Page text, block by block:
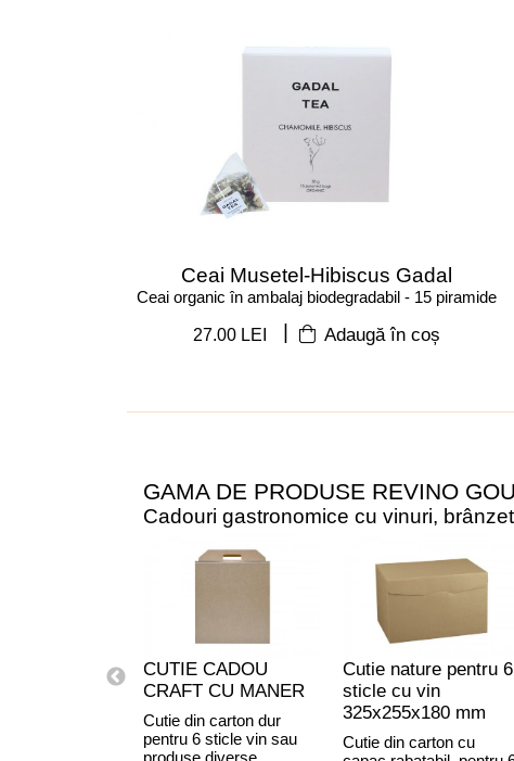
Ceai Musetel-Hibiscus Gadal
Ceai organic în ambalaj biodegradabil - 15 piramide
27.00 LEI Adaugă în coș
GAMA DE PRODUSE REVINO
Cadouri gastronomice cu vinuri,
CUTIE CADOU
CRAFT CU MANER
Cutie din carton dur
pentru 6 sticle vin sau
produse diverse
Cutie nature pentru 6
sticle cu vin
325x255x180 mm
Cutie din carton cu